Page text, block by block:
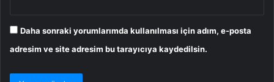
Daha sonraki yorumlarımda kullanılması için adım, e-posta
adresim ve site adresim bu tarayıcıya kaydedilsin.